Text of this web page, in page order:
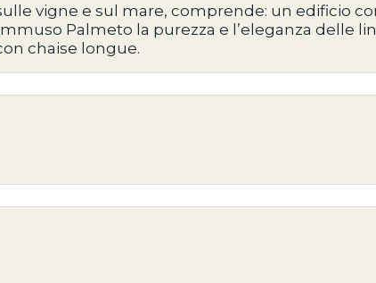
vigne e sul mare, comprende: un edificio
Palmeto la purezza e l’eleganza delle
chaise longue.